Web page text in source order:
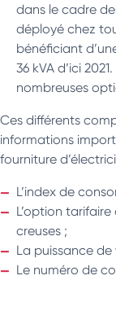
dans le cadre
déployé chez
bénéficiant
36 kVA d’ici
nombreuses
Ces différents
informations
fourniture
L’index de
L’option
creuses ;
La puissance
Le numéro de